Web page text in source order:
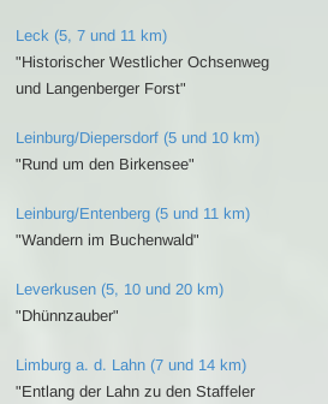
Leck (5, 7 und 11 km)
"Historischer Westlicher Ochsenweg
und Langenberger Forst"
Leinburg/Diepersdorf (5 und 10 km)
"Rund um den Birkensee"
Leinburg/Entenberg (5 und 11 km)
"Wandern im Buchenwald"
Leverkusen (5, 10 und 20 km)
"Dhünnzauber"
Limburg a. d. Lahn (7 und 14 km)
"Entlang der Lahn zu den Staffeler